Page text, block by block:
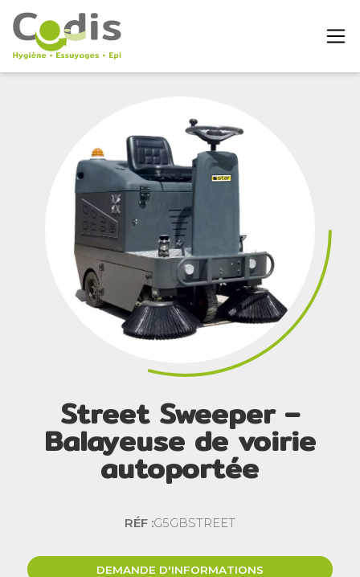
Street Sweeper –
Balayeuse de voirie
autoportée
RÉF :G5GBSTREET
DEMANDE D'INFORMATIONS